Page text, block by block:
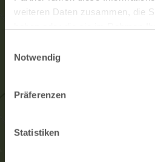
weiteren Daten zusammen, die
Notwendig
Präferenzen
Statistiken